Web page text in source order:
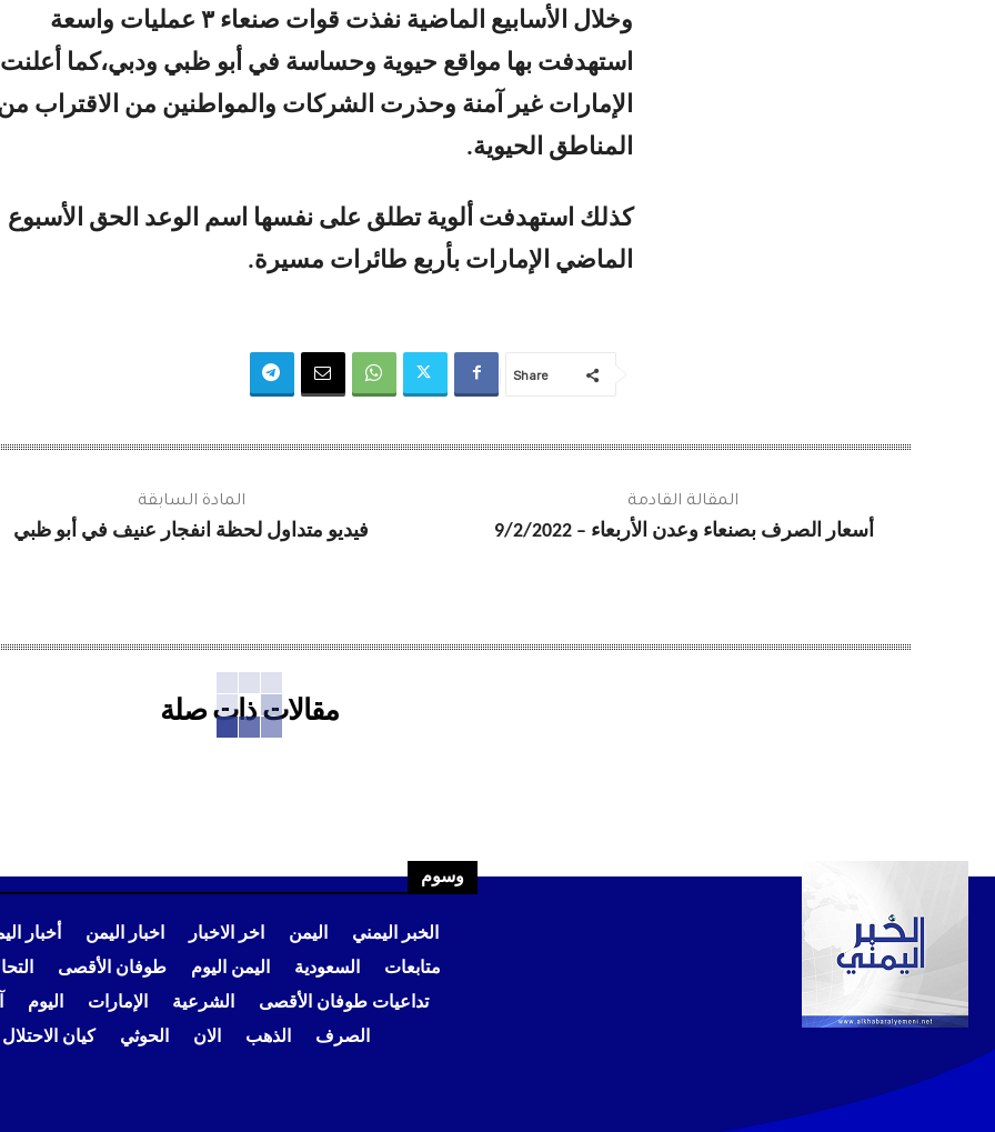
وخلال الأسابيع الماضية نفذت قوات صنعاء ٣ عمليات واسعة
استهدفت بها مواقع حيوية وحساسة في أبو ظبي ودبي،كما
الإمارات غير آمنة وحذرت الشركات والمواطنين من الاقتراب
المناطق الحيوية.
كذلك استهدفت ألوية تطلق على نفسها اسم الوعد الحق الأسبوع
الماضي الإمارات بأربع طائرات مسيرة.
Share
المادة السابقة
فيديو متداول لحظة انفجار عنيف في أبو ظبي
المقالة القادمة
أسعار الصرف بصنعاء وعدن الأربعاء – 9/2/2022
مقالات ذات صلة
وسوم
الخبر اليمني اليمن اخر الاخبار اخبار اليمن أخبار
متابعات
السعودية اليمن اليوم طوفان الأقصى
تداعيات طوفان الأقصى
الشرعية الإمارات اليوم
الصرف
الذهب الان الحوثي كيان الاحتلال